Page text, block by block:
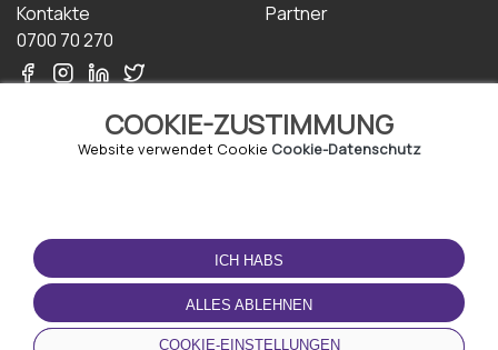
COOKIE-ZUSTIMMUNG
Website verwendet Cookie Cookie-Datenschutz
ICH HABS
ALLES ABLEHNEN
COOKIE-EINSTELLUNGEN
Kontakte
0700 70 270
Partner
NUTZUNGSBEDINGUNGEN
Geschäftsbedingungen
Datenschutz-
Bestimmungen
Cookie-Richtlinie
LADEN SIE DIE APP
HERUNTER